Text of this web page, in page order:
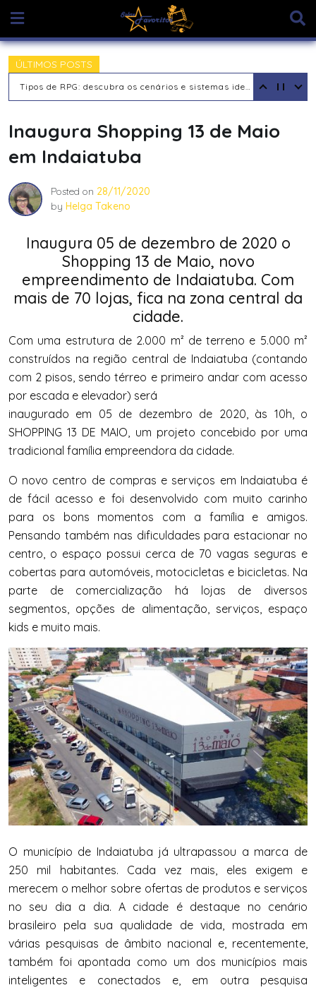
content
ÚLTIMOS POSTS
Tipos de RPG: descubra os cenários e sistemas ideais para sua aventura
Inaugura Shopping 13 de Maio
em Indaiatuba
Posted on 28/11/2020
by Helga Takeno
Inaugura 05 de dezembro de 2020 o
Shopping 13 de Maio, novo
empreendimento de Indaiatuba. Com
mais de 70 lojas, fica na zona central da
cidade.
Com uma estrutura de 2.000 m² de terreno e 5.000 m²
construídos na região central de Indaiatuba (contando
com 2 pisos, sendo térreo e primeiro andar com acesso
por escada e elevador) será
inaugurado em 05 de dezembro de 2020, às 10h, o
SHOPPING 13 DE MAIO, um projeto concebido por uma
tradicional família empreendora da cidade.
O novo centro de compras e serviços em Indaiatuba é
de fácil acesso e foi desenvolvido com muito carinho
para os bons momentos com a família e amigos.
Pensando também nas dificuldades para estacionar no
centro, o espaço possui cerca de 70 vagas seguras e
cobertas para automóveis, motocicletas e bicicletas. Na
parte de comercialização há lojas de diversos
segmentos, opções de alimentação, serviços, espaço
kids e muito mais.
O município de Indaiatuba já ultrapassou a marca de
250 mil habitantes. Cada vez mais, eles exigem e
merecem o melhor sobre ofertas de produtos e serviços
no seu dia a dia. A cidade é destaque no cenário
brasileiro pela sua qualidade de vida, mostrada em
várias pesquisas de âmbito nacional e, recentemente,
também foi apontada como um dos municípios mais
inteligentes e conectados e, em outra pesquisa